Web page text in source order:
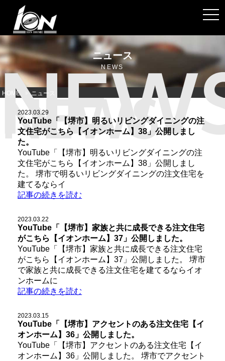
ニュース
NEWS
HOME ニュース
2023.03.29
YouTube「【堺市】明るいリビングダイニングの注
文住宅がこちら【イオンホーム】38」公開しまし
た。
YouTube「【堺市】明るいリビングダイニングの注
文住宅がこちら【イオンホーム】38」公開しまし
た。 堺市で明るいリビングダイニングの注文住宅を
建てるならイ
記事の続きを読む
2023.03.22
YouTube「【堺市】家族と共に成長できる注文住宅
がこちら【イオンホーム】37」公開しました。
YouTube「【堺市】家族と共に成長できる注文住宅
がこちら【イオンホーム】37」公開しました。 堺市
で家族と共に成長できる注文住宅を建てるならイオ
ンホームに
記事の続きを読む
2023.03.15
YouTube「【堺市】アクセントのある注文住宅【イ
オンホーム】36」公開しました。
YouTube「【堺市】アクセントのある注文住宅【イ
オンホーム】36」公開しました。 堺市でアクセント